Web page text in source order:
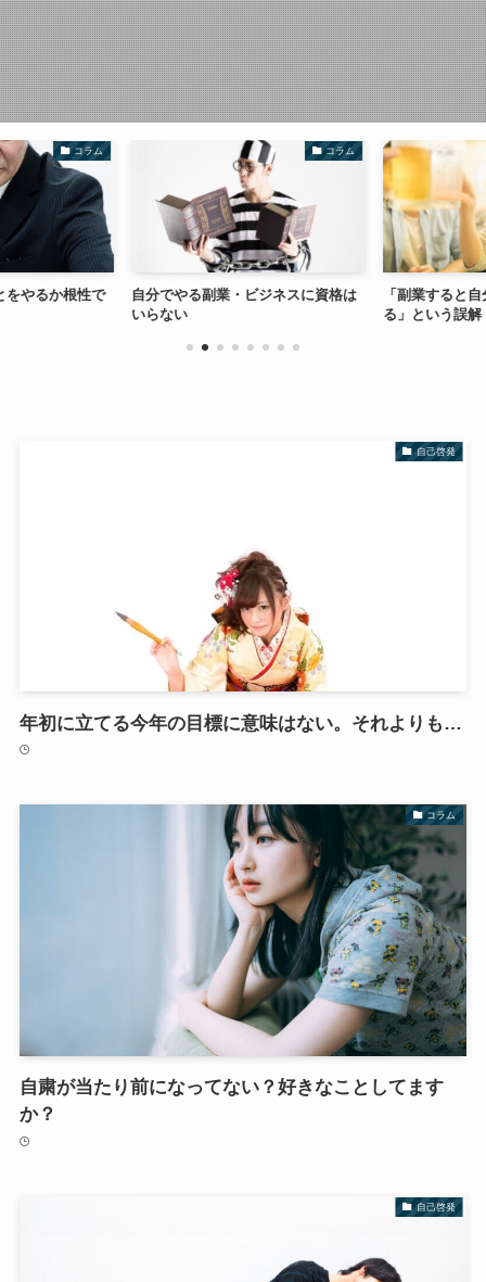
コラム
やるか根性で
コラム
自分でやる副業・ビジネスに資格は
いらない
「副業すると自
る」という誤解
自己啓発
年初に立てる今年の目標に意味はない。それよりも…
コラム
自粛が当たり前になってない？好きなことしてます
か？
自己啓発